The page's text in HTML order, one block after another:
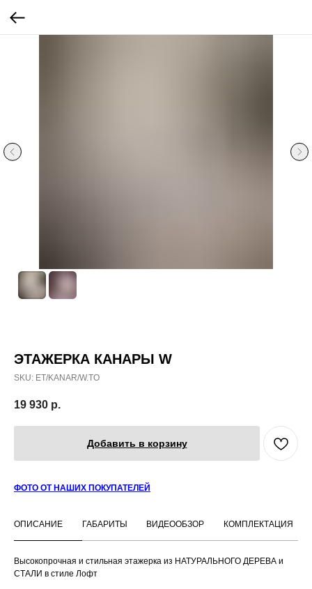
ЭТАЖЕРКА КАНАРЫ W
SKU: ET/KANAR/W.TO
19 930 р.
Добавить в корзину
ФОТО ОТ НАШИХ ПОКУПАТЕЛЕЙ
ОПИСАНИЕ ГАБАРИТЫ ВИДЕООБЗОР КОМПЛЕКТАЦИЯ
Высокопрочная и стильная этажерка из НАТУРАЛЬНОГО ДЕРЕВА и
СТАЛИ в стиле Лофт